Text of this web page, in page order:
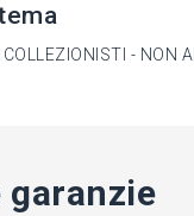
- NON
garanzie